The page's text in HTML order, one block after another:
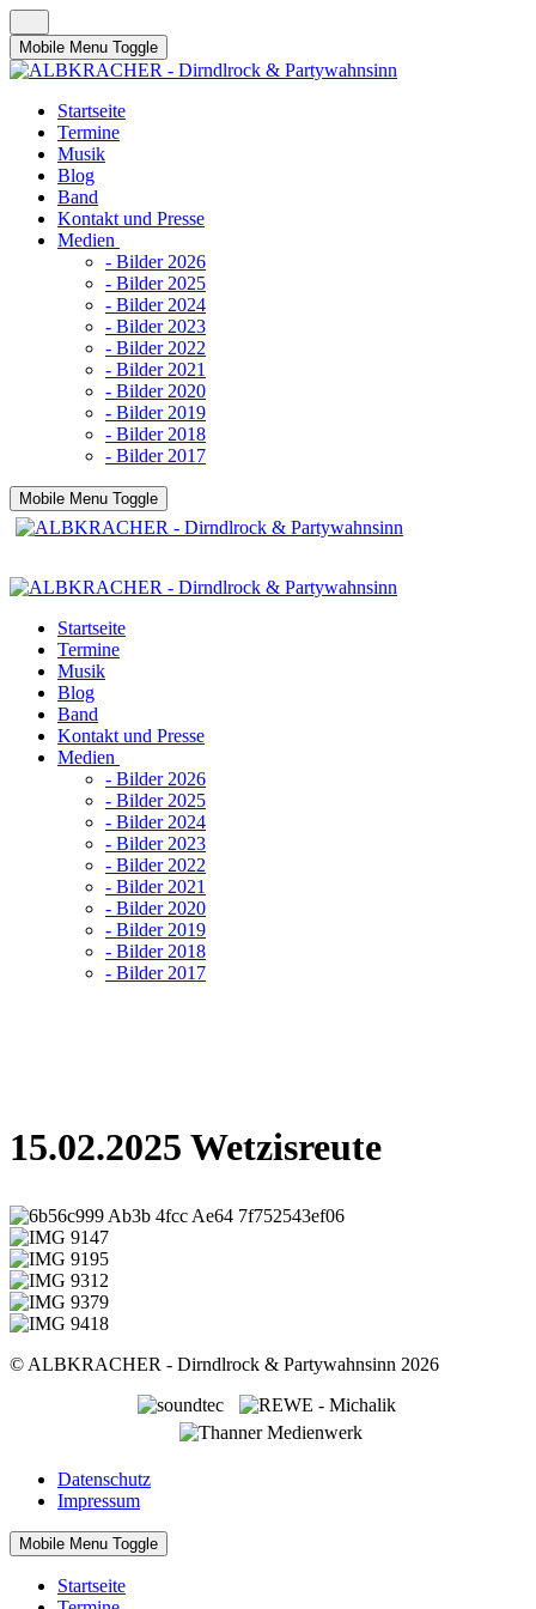
Mobile Menu Toggle
Startseite
Termine
Musik
Blog
Band
Kontakt und Presse
Medien
- Bilder 2026
- Bilder 2025
- Bilder 2024
- Bilder 2023
- Bilder 2022
- Bilder 2021
- Bilder 2020
- Bilder 2019
- Bilder 2018
- Bilder 2017
Mobile Menu Toggle
Startseite
Termine
Musik
Blog
Band
Kontakt und Presse
Medien
- Bilder 2026
- Bilder 2025
- Bilder 2024
- Bilder 2023
- Bilder 2022
- Bilder 2021
- Bilder 2020
- Bilder 2019
- Bilder 2018
- Bilder 2017
15.02.2025 Wetzisreute
© ALBKRACHER - Dirndlrock & Partywahnsinn 2026
Datenschutz
Impressum
Mobile Menu Toggle
Startseite